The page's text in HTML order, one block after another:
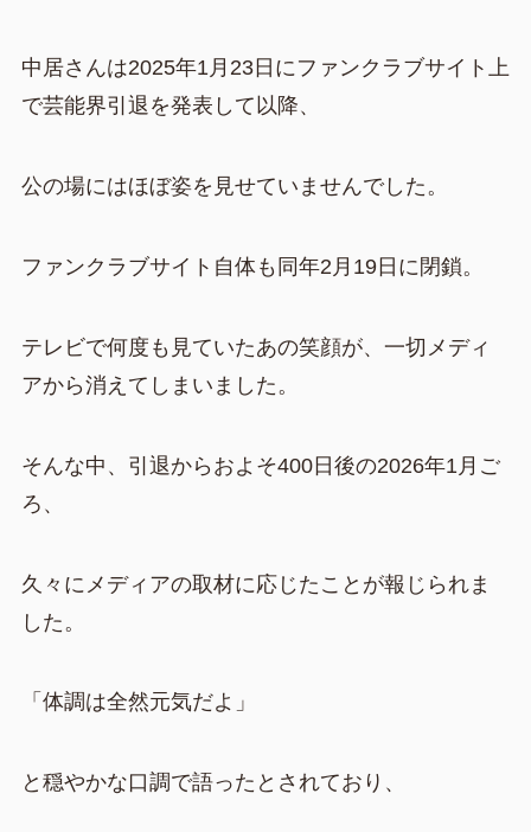
中居さんは2025年1月23日にファンクラブサイト上
で芸能界引退を発表して以降、
公の場にはほぼ姿を見せていませんでした。
ファンクラブサイト自体も同年2月19日に閉鎖。
テレビで何度も見ていたあの笑顔が、一切メディ
アから消えてしまいました。
そんな中、引退からおよそ400日後の2026年1月ご
ろ、
久々にメディアの取材に応じたことが報じられま
した。
「体調は全然元気だよ」
と穏やかな口調で語ったとされており、